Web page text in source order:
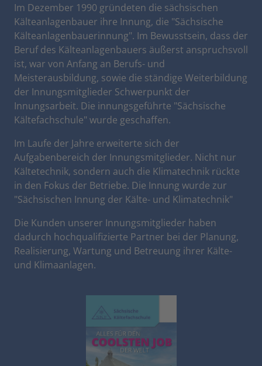
Im Dezember 1990 gründeten die sächsischen
Kälteanlagenbauer ihre Innung, die "Sächsische
Kälteanlagenbauerinnung". Im Bewusstsein, dass der
Beruf des Kälteanlagenbauers äußerst anspruchsvoll
ist, war von Anfang an Berufs- und
Meisterausbildung, sowie die ständige Weiterbildung
der Innungsmitglieder Schwerpunkt der
Innungsarbeit. Die innungsgeführte "Sächsische
Kältefachschule" wurde geschaffen.
Im Laufe der Jahre erweiterte sich der
Aufgabenbereich der Innungsmitglieder. Nicht nur
Kältetechnik, sondern auch die Klimatechnik rückte
in den Fokus der Betriebe. Die Innung wurde zur
"Sächsischen Innung der Kälte- und Klimatechnik"
Die Kunden unserer Innungsmitglieder haben
dadurch hochqualifizierte Partner bei der Planung,
Realisierung, Wartung und Betreuung ihrer Kälte-
und Klimaanlagen.